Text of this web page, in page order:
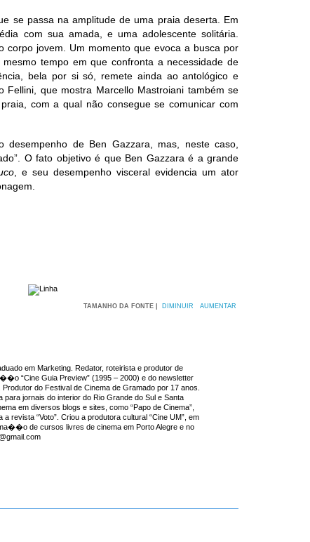
se passa na amplitude de uma praia deserta. Em
com sua amada, e uma adolescente solitária.
corpo jovem. Um momento que evoca a busca por
tempo em que confronta a necessidade de
bela por si só, remete ainda ao antológico e
Fellini, que mostra Marcello Mastroiani também se
com a qual não consegue se comunicar com
desempenho de Ben Gazzara, mas, neste caso,
O fato objetivo é que Ben Gazzara é a grande
, e seu desempenho visceral evidencia um ator
TAMANHO DA FONTE | DIMINUIR AUMENTAR
em Marketing. Redator, roteirista e produtor de
“Cine Guia Preview” (1995 – 2000) e do newsletter
Produtor do Festival de Cinema de Gramado por 17 anos.
jornais do interior do Rio Grande do Sul e Santa
em diversos blogs e sites, como “Papo de Cinema”,
revista “Voto”. Criou a produtora cultural “Cine UM”, em
de cursos livres de cinema em Porto Alegre e no